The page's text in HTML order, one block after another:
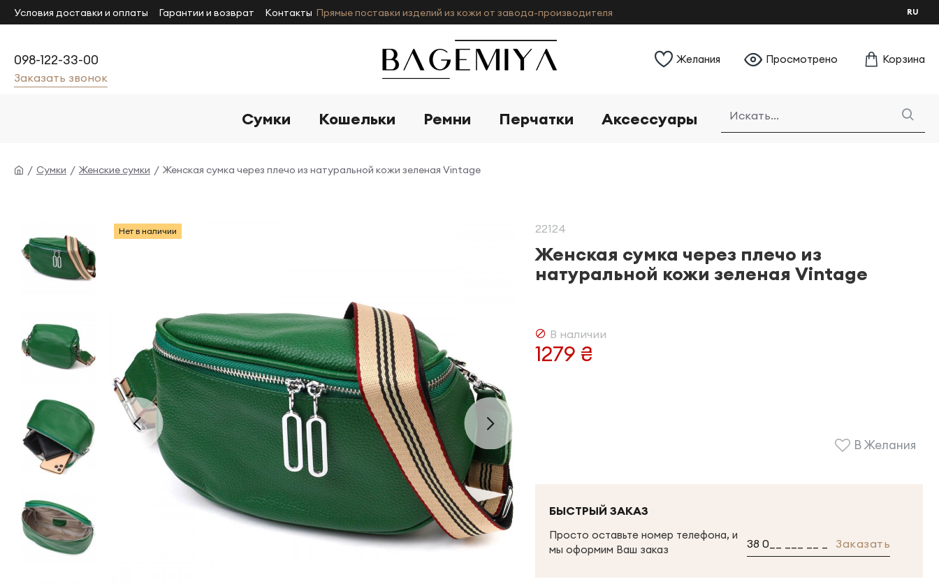
Условия доставки и оплаты Гарантии и возврат Контакты Прямые поставки изделий из кожи от завода-производителя RU
098-122-33-00
Заказать звонок
Желания Просмотрено Корзина
Сумки Кошельки Ремни Перчатки Аксессуары
Сумки Женские сумки Женская сумка через плечо из натуральной кожи зеленая Vintage
Нет в наличии 22124
Женская сумка через плечо из
натуральной кожи зеленая Vintage
1279 ₴
В наличии
В Желания
БЫСТРЫЙ ЗАКАЗ
Просто оставьте номер телефона, и
мы оформим Ваш заказ
Заказать